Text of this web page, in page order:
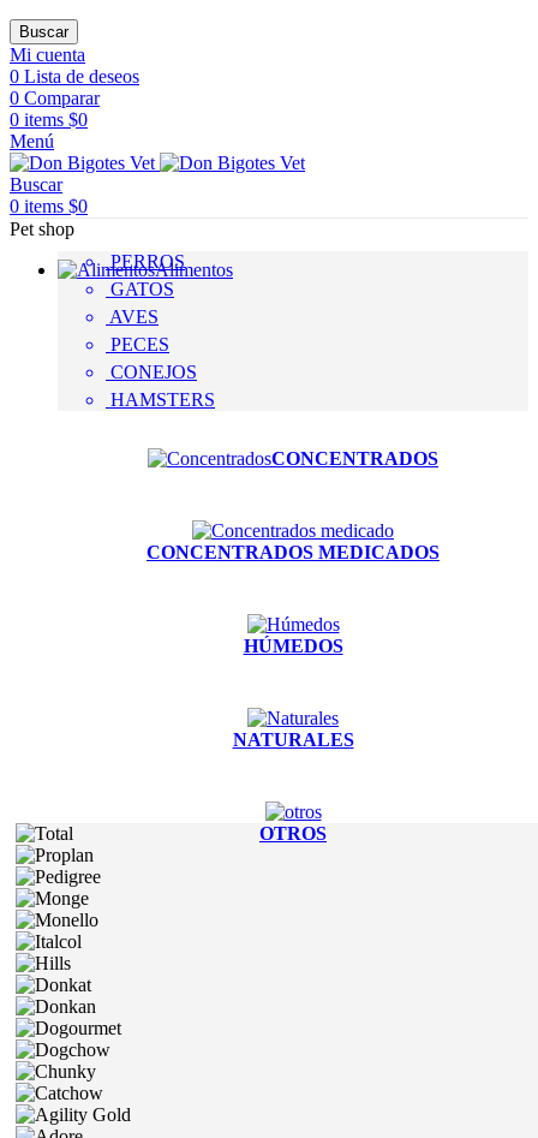
Buscar
Mi cuenta
0 Lista de deseos
0 Comparar
0 items $0
Menú
Buscar
0 items $0
Pet shop
Alimentos
PERROS
GATOS
AVES
PECES
CONEJOS
HAMSTERS
CONCENTRADOS
CONCENTRADOS MEDICADOS
HÚMEDOS
NATURALES
OTROS